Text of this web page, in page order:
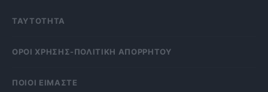
ΤΑΥΤΟΤΗΤΑ
OΡΟΙ ΧΡΗΣΗΣ-ΠΟΛΙΤΙΚΗ ΑΠΟΡΡΗΤΟΥ
ΠΟΙΟΙ ΕΙΜΑΣΤΕ